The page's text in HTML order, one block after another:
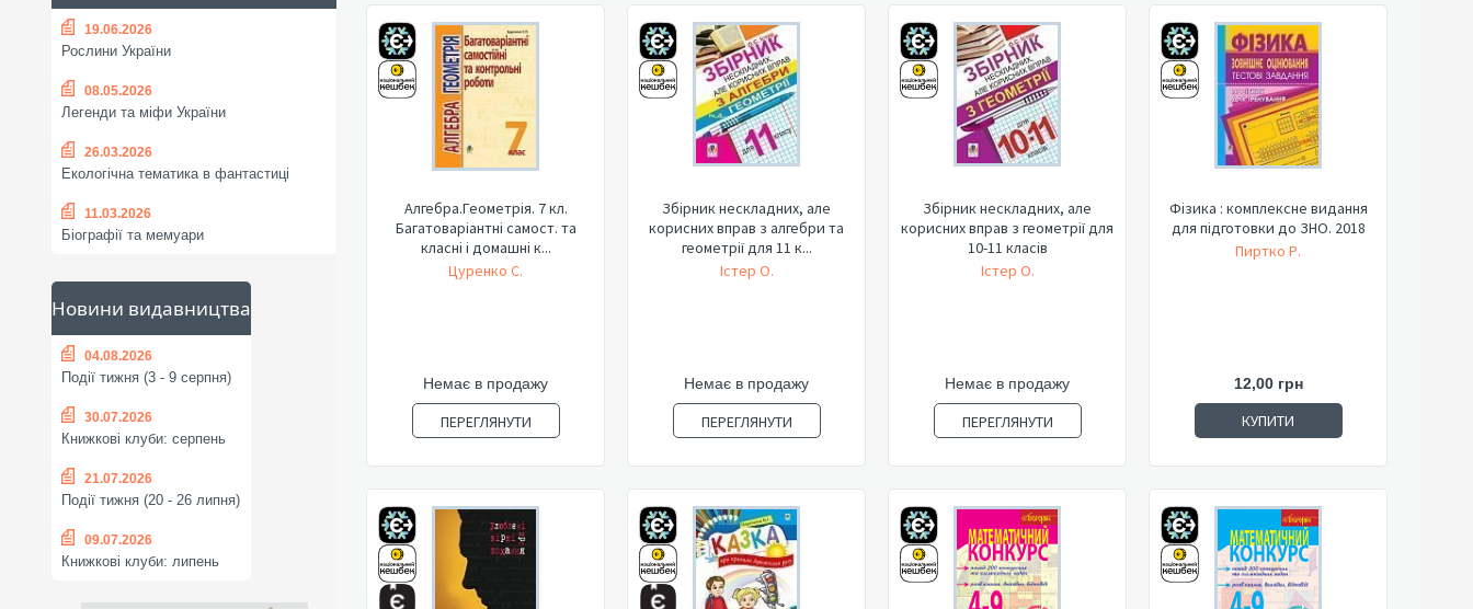
19.06.2026
Рослини України
08.05.2026
Легенди та міфи України
26.03.2026
Екологічна тематика в фантастиці
11.03.2026
Біографії та мемуари
Новини видавництва
04.08.2026
Події тижня (3 - 9 серпня)
30.07.2026
Книжкові клуби: серпень
21.07.2026
Події тижня (20 - 26 липня)
09.07.2026
Книжкові клуби: липень
Алгебра.Геометрія. 7 кл.
Багатоваріантні самост. та
класні і домашні к...
Цуренко С.
Немає в продажу
ПЕРЕГЛЯНУТИ
Збірник нескладних, але
корисних вправ з алгебри та
геометрії для 11 к...
Істер О.
Немає в продажу
ПЕРЕГЛЯНУТИ
Збірник нескладних, але
корисних вправ з геометрії для
10-11 класів
Істер О.
Немає в продажу
ПЕРЕГЛЯНУТИ
Фізика : комплексне видання
для підготовки до ЗНО. 2018
Пиртко Р.
12,00 грн
КУПИТИ